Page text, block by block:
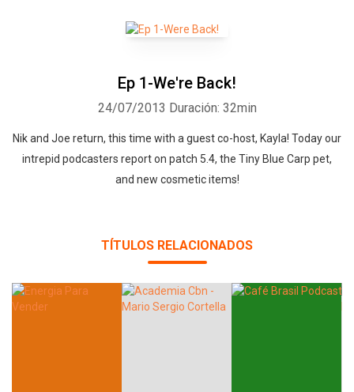
Ep 1-We're Back!
24/07/2013 Duración: 32min
Nik and Joe return, this time with a guest co-host, Kayla! Today our
intrepid podcasters report on patch 5.4, the Tiny Blue Carp pet,
and new cosmetic items!
TÍTULOS RELACIONADOS